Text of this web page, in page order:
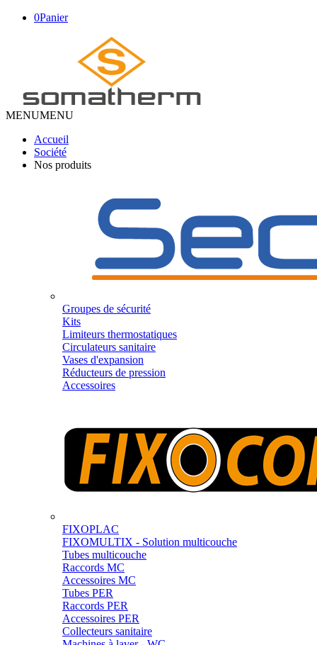
0Panier
MENUMENU
Accueil
Société
Nos produits
Groupes de sécurité
Kits
Limiteurs thermostatiques
Circulateurs sanitaire
Vases d'expansion
Réducteurs de pression
Accessoires
FIXOPLAC
FIXOMULTIX - Solution multicouche
Tubes multicouche
Raccords MC
Accessoires MC
Tubes PER
Raccords PER
Accessoires PER
Collecteurs sanitaire